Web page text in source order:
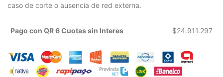
caso de corte o ausencia de red externa.
Pago con QR 6 Cuotas sin Interes $24.911.297